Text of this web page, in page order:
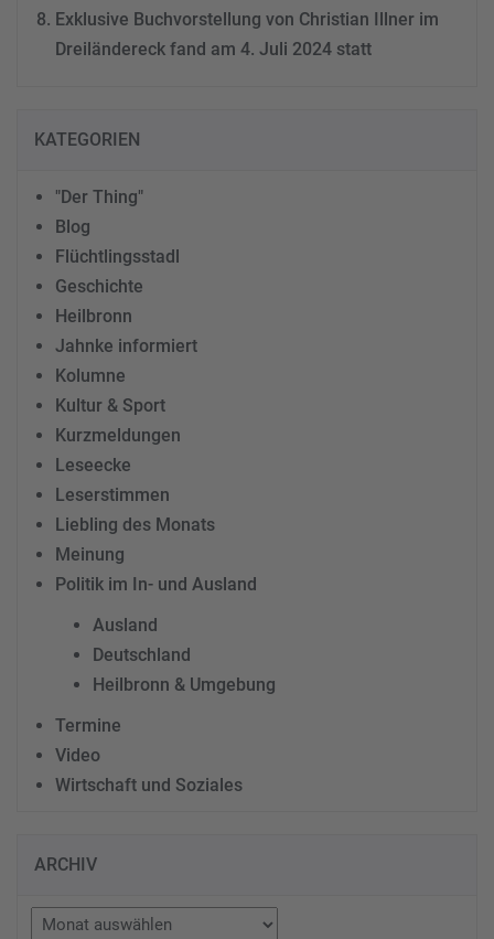
Exklusive Buchvorstellung von Christian Illner im
Dreiländereck fand am 4. Juli 2024 statt
KATEGORIEN
"Der Thing"
Blog
Flüchtlingsstadl
Geschichte
Heilbronn
Jahnke informiert
Kolumne
Kultur & Sport
Kurzmeldungen
Leseecke
Leserstimmen
Liebling des Monats
Meinung
Politik im In- und Ausland
Ausland
Deutschland
Heilbronn & Umgebung
Termine
Video
Wirtschaft und Soziales
ARCHIV
Archiv